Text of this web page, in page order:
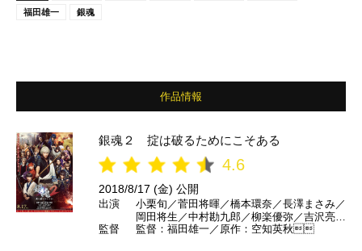
福田雄一
銀魂
作品情報
銀魂２ 掟は破るためにこそある
4.6
2018/8/17 (金) 公開
出演
小栗旬／菅田将暉／橋本環奈／長澤まさみ／
岡田将生／中村勘九郎／柳楽優弥／吉沢亮／
勝地涼／夏菜／佐藤二朗／ムロツヨシ／キム
監督 監督：福田雄一／原作：空知英秋